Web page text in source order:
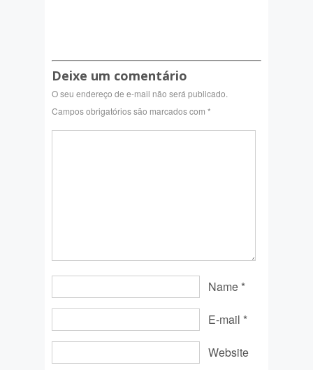
Deixe um comentário
O seu endereço de e-mail não será publicado.
Campos obrigatórios são marcados com *
Name *
E-mail *
Website